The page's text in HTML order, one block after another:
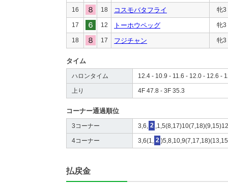
16 18 コスモバタフライ 牝3
17 12 トーホウペッグ 牝3
18 17 フジチャン 牝3
タイム
ハロンタイム 12.4 - 10.9 - 11.6 - 12.0 - 12.6 -
上り 4F 47.8 - 3F 35.3
コーナー通過順位
3コーナー 3,6, 2
4コーナー 3,6(1, 2
払戻金